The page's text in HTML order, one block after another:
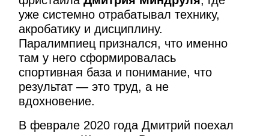
уже системно отрабатывал технику,
акробатику и дисциплину.
Паралимпиец признался, что именно
там у него сформировалась
спортивная база и понимание, что
результат — это труд, а не
вдохновение.
В феврале 2020 года Дмитрий поехал